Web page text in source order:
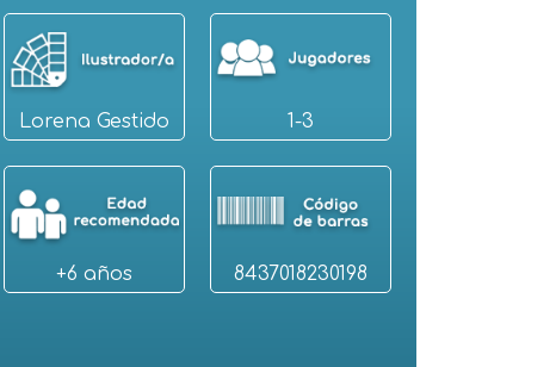
Lorena Gestido 1-3
+6 años 8437018230198